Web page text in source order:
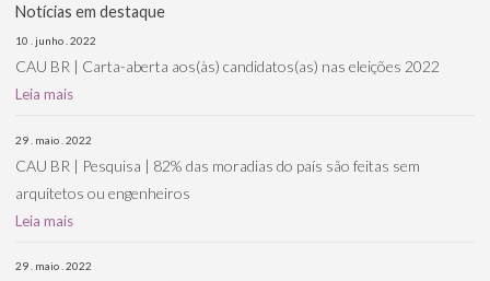
Notícias em destaque
10 . junho . 2022
CAU BR | Carta-aberta aos(às) candidatos(as) nas eleições 2022
Leia mais
29 . maio . 2022
CAU BR | Pesquisa | 82% das moradias do país são feitas sem
arquitetos ou engenheiros
Leia mais
29 . maio . 2022